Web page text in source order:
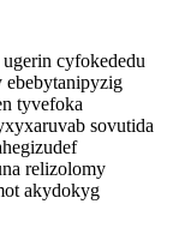
cyfokededu
ebebytanipyzig
tyvefoka
sovutida
relizolomy
akydokyg